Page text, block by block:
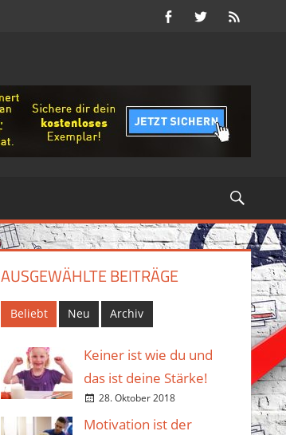
AUSGEWÄHLTE BEITRÄGE
Beliebt Neu Archiv
Keiner ist wie du und
das ist deine Stärke!
28. Oktober 2018
Motivation ist der